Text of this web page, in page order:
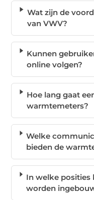
Wat zijn de
van VWV?
Kunnen
online volgen?
Hoe lang gaat
warmtemeters?
Welke
bieden de
In welke
worden